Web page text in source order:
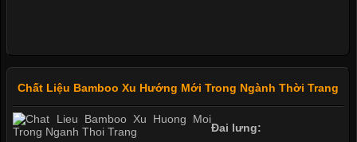
Chất Liệu Bamboo Xu Hướng Mới Trong Ngành Thời Trang
Đai lưng: